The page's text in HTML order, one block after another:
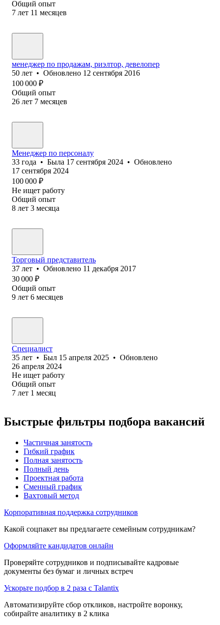
Общий опыт
7 лет 11 месяцев
менеджер по продажам, риэлтор, девелопер
50 лет • Обновлено 12 сентября 2016
100 000 ₽
Общий опыт
26 лет 7 месяцев
Менеджер по персоналу
33 года • Была 17 сентября 2024 • Обновлено
17 сентября 2024
100 000 ₽
Не ищет работу
Общий опыт
8 лет 3 месяца
Торговый представитель
37 лет • Обновлено 11 декабря 2017
30 000 ₽
Общий опыт
9 лет 6 месяцев
Специалист
35 лет • Был 15 апреля 2025 • Обновлено
26 апреля 2024
Не ищет работу
Общий опыт
7 лет 1 месяц
Быстрые фильтры подбора вакансий
Частичная занятость
Гибкий график
Полная занятость
Полный день
Проектная работа
Сменный график
Вахтовый метод
Корпоративная поддержка сотрудников
Какой соцпакет вы предлагаете семейным сотрудникам?
Оформляйте кандидатов онлайн
Проверяйте сотрудников и подписывайте кадровые
документы без бумаг и личных встреч
Ускорьте подбор в 2 раза с Talantix
Автоматизируйте сбор откликов, настройте воронку,
собирайте аналитику в 2 клика